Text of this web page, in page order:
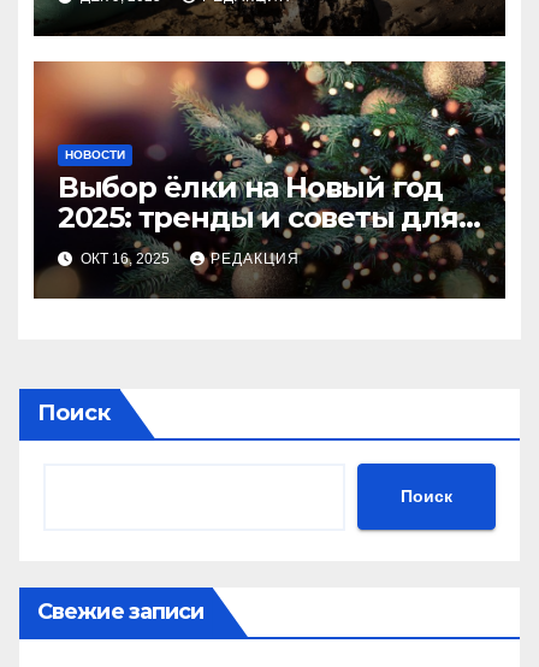
НОВОСТИ
Выбор ёлки на Новый год
2025: тренды и советы для
идеального праздника
ОКТ 16, 2025 РЕДАКЦИЯ
Поиск
Поиск
Свежие записи